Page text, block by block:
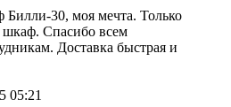
Билли-30, моя мечта. Только
шкаф. Спасибо всем
Доставка быстрая и
05:21